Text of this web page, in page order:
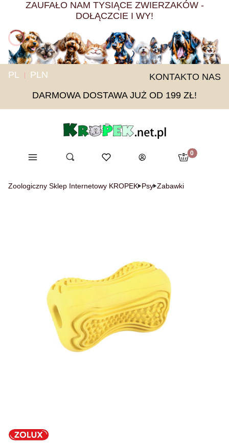
ZAUFAŁO NAM TYSIĄCE ZWIERZAKÓW -
DOŁĄCZCIE I WY!
PL PLN KONTAKTO NAS
DARMOWA DOSTAWA JUŻ OD 199 ZŁ!
Menu Otwórz wyszukiwarkę
Szukaj Ulubione
Zaloguj się
Produkty w
Koszyk
Zoologiczny Sklep Internetowy KROPEK Psy Zabawki